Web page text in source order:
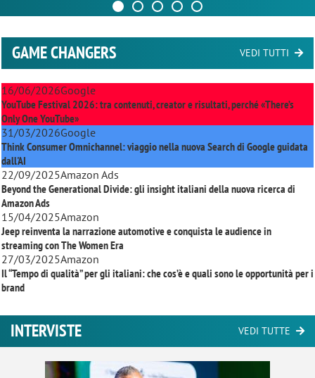
GAME CHANGERS VEDI TUTTI
16/06/2026Google
YouTube Festival 2026: tra contenuti, creator e risultati, perché «There’s
Only One YouTube»
31/03/2026Google
Think Consumer Omnichannel: viaggio nella nuova Search di Google guidata
dall'AI
22/09/2025Amazon Ads
Beyond the Generational Divide: gli insight italiani della nuova ricerca di
Amazon Ads
15/04/2025Amazon
Jeep reinventa la narrazione automotive e conquista le audience in
streaming conThe Women Era
27/03/2025Amazon
Il “Tempo di qualità” per gli italiani: che cos’è e quali sono le opportunità per i
brand
INTERVISTE VEDI TUTTE